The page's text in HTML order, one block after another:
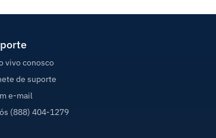
vivo conosco
de suporte
e-mail
(888) 404-1279